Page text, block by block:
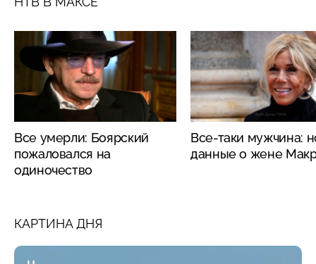
Все умерли: Боярский
пожаловался на
одиночество
Все-таки мужчина:
данные о жене
КАРТИНА ДНЯ